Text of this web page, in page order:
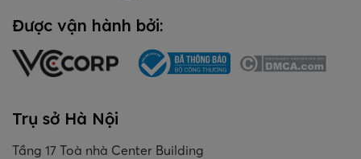
Được vận hành bởi:
Trụ sở Hà Nội
Tầng 17 Toà nhà Center Building